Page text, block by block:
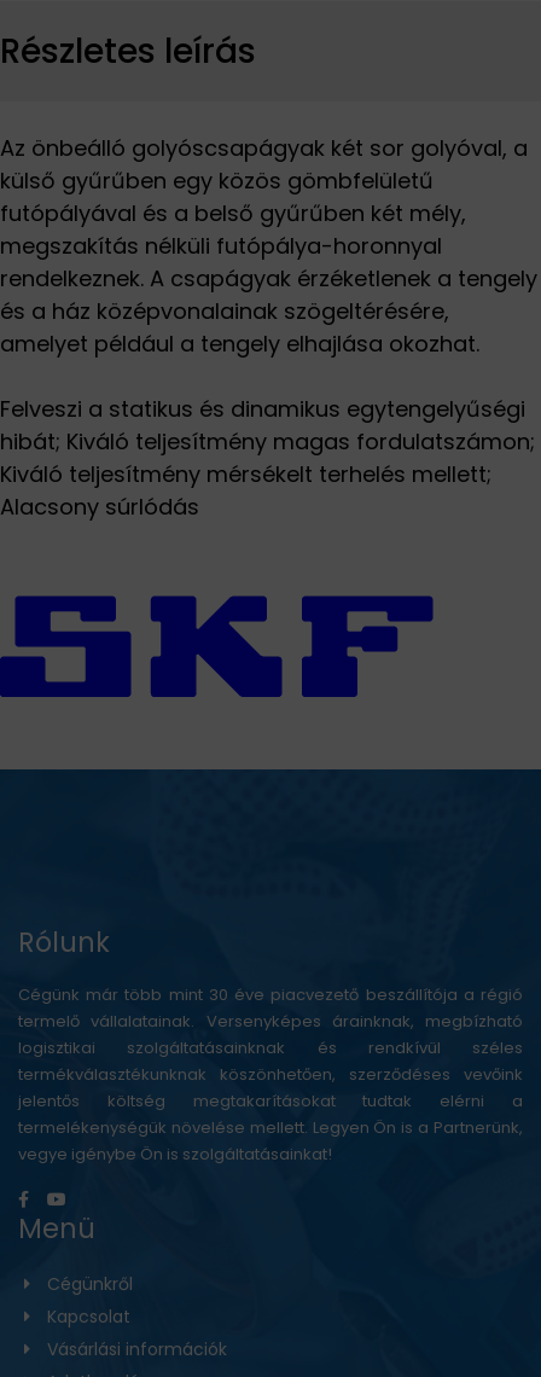
Részletes leírás
Az önbeálló golyóscsapágyak két sor golyóval, a
külső gyűrűben egy közös gömbfelületű
futópályával és a belső gyűrűben két mély,
megszakítás nélküli futópálya-horonnyal
rendelkeznek. A csapágyak érzéketlenek a tengely
és a ház középvonalainak szögeltérésére,
amelyet például a tengely elhajlása okozhat.
Felveszi a statikus és dinamikus egytengelyűségi
hibát; Kiváló teljesítmény magas fordulatszámon;
Kiváló teljesítmény mérsékelt terhelés mellett;
Alacsony súrlódás
Rólunk
Cégünk már több mint 30 éve piacvezető beszállítója a régió
termelő vállalatainak. Versenyképes árainknak, megbízható
logisztikai szolgáltatásainknak és rendkívül széles
termékválasztékunknak köszönhetően, szerződéses vevőink
jelentős költség megtakarításokat tudtak elérni a
termelékenységük növelése mellett. Legyen Ön is a Partnerünk,
vegye igénybe Ön is szolgáltatásainkat!
Menü
Cégünkről
Kapcsolat
Vásárlási információk